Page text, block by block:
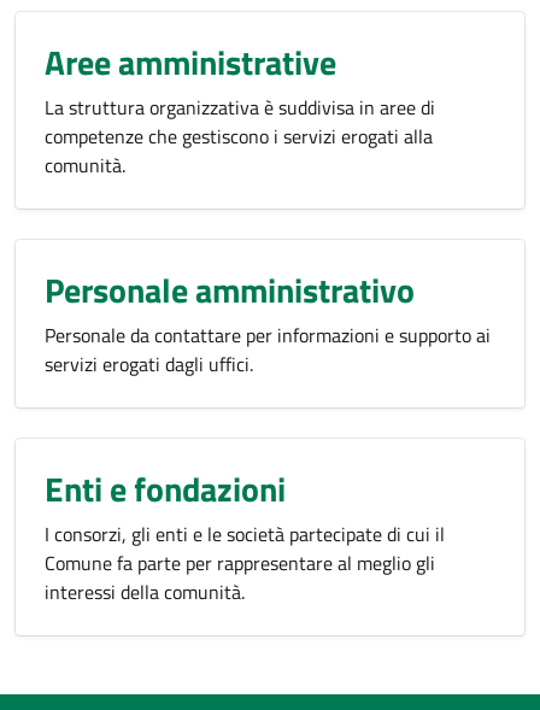
Aree amministrative
La struttura organizzativa è suddivisa in aree di
competenze che gestiscono i servizi erogati alla
comunità.
Personale amministrativo
Personale da contattare per informazioni e supporto ai
servizi erogati dagli uffici.
Enti e fondazioni
I consorzi, gli enti e le società partecipate di cui il
Comune fa parte per rappresentare al meglio gli
interessi della comunità.